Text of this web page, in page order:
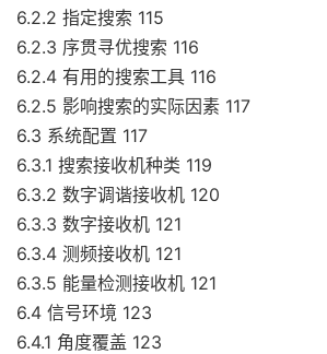
6.2.2 指定搜索 115
6.2.3 序贯寻优搜索 116
6.2.4 有用的搜索工具 116
6.2.5 影响搜索的实际因素 117
6.3 系统配置 117
6.3.1 搜索接收机种类 119
6.3.2 数字调谐接收机 120
6.3.3 数字接收机 121
6.3.4 测频接收机 121
6.3.5 能量检测接收机 121
6.4 信号环境 123
6.4.1 角度覆盖 123